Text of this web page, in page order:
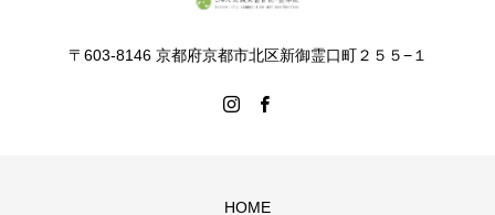
〒603-8146 京都府京都市北区新御霊口町２５５−１
HOME